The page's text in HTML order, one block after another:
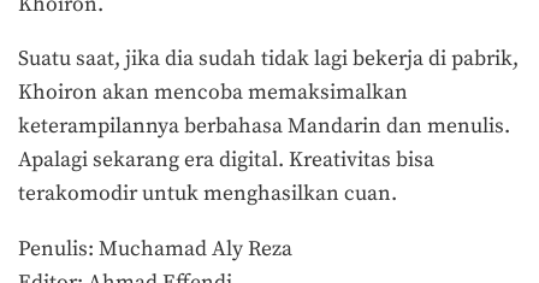
Suatu saat, jika dia sudah tidak lagi bekerja di pabrik,
Khoiron akan mencoba memaksimalkan
keterampilannya berbahasa Mandarin dan menulis.
Apalagi sekarang era digital. Kreativitas bisa
terakomodir untuk menghasilkan cuan.
Penulis: Muchamad Aly Reza